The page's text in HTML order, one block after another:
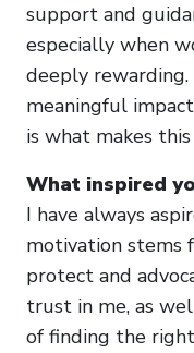
support and
especially when
deeply rewarding.
meaningful
is what makes
What inspired
I have always
motivation stems
protect and
trust in me, as
of finding the